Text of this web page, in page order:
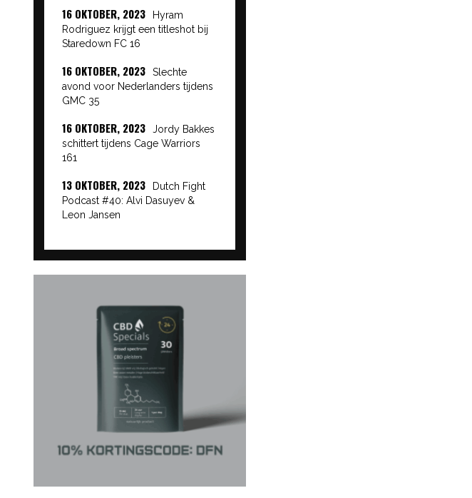
16 OKTOBER, 2023
Hyram
Rodriguez krijgt een titleshot bij
Staredown FC 16
16 OKTOBER, 2023
Slechte
avond voor Nederlanders tijdens
GMC 35
16 OKTOBER, 2023
Jordy Bakkes
schittert tijdens Cage Warriors
161
13 OKTOBER, 2023
Dutch Fight
Podcast #40: Alvi Dasuyev &
Leon Jansen